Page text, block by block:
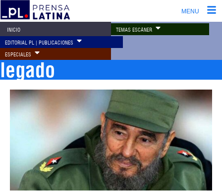
MENU
INICIO TEMAS ESCÁNER
EDITORIAL PL | PUBLICACIONES
ESPECIALES
legado